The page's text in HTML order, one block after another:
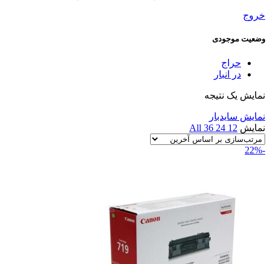
خروج
وضعیت موجودی
حراج
در انبار
نمایش یک نتیجه
نمایش سایدبار
نمایش 12
24
36
All
-22%